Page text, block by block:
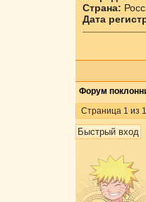
Страна:
Дата
Форум
Страница 1 из 1